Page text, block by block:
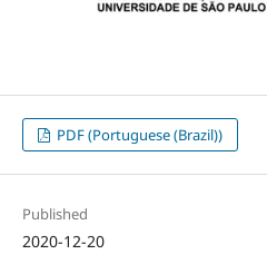
PDF (Portuguese (Brazil))
Published
2020-12-20